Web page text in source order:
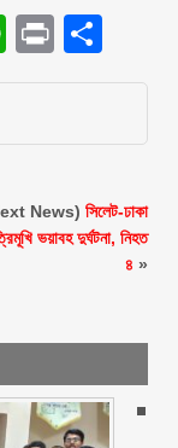
Print
News) সিলেট-ঢাকা
ভয়াবহ দুর্ঘটনা, নিহত
৪ »